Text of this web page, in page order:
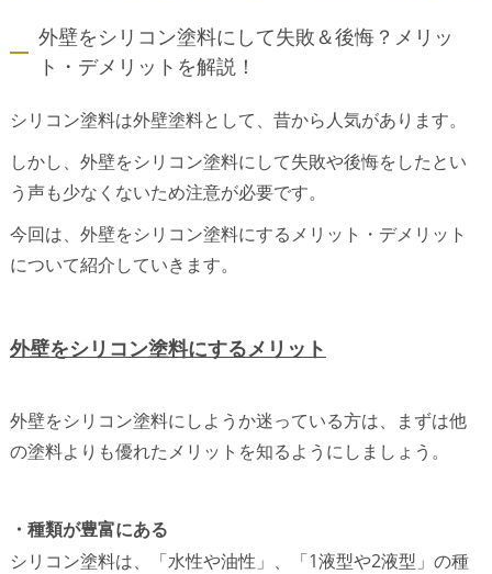
外壁をシリコン塗料にして失敗＆後悔？メリッ
ト・デメリットを解説！
シリコン塗料は外壁塗料として、昔から人気があります。
しかし、外壁をシリコン塗料にして失敗や後悔をしたとい
う声も少なくないため注意が必要です。
今回は、外壁をシリコン塗料にするメリット・デメリット
について紹介していきます。
外壁をシリコン塗料にするメリット
外壁をシリコン塗料にしようか迷っている方は、まずは他
の塗料よりも優れたメリットを知るようにしましょう。
・種類が豊富にある
シリコン塗料は、「水性や油性」、「1液型や2液型」の種